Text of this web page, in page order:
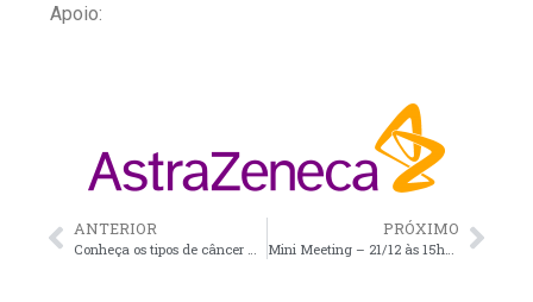
Apoio:
ANTERIOR PRÓXIMO